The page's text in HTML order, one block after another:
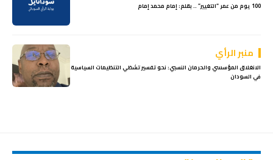
100 يوم من عمر “التغيير” .. بقلم: إمام محمد إمام
منبر الرأي
الانغلاق المؤسسي والحرمان النسبي:‏ نحو تفسير تشظي التنظيمات السياسية
في السودان